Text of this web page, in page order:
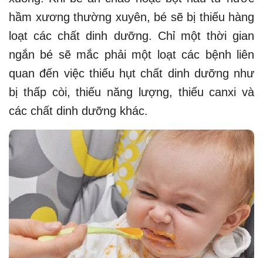
hầm xương thường xuyên, bé sẽ bị thiếu hàng
loạt các chất dinh dưỡng. Chỉ một thời gian
ngắn bé sẽ mắc phải một loạt các bệnh liên
quan đến việc thiếu hụt chất dinh dưỡng như
bị thấp còi, thiếu năng lượng, thiếu canxi và
các chất dinh dưỡng khác.